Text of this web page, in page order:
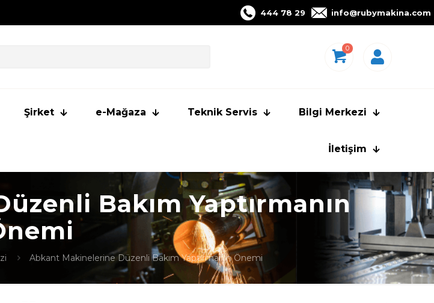
444 78 29 info@rubymakina.com
0
Şirket e-Mağaza Teknik Servis Bilgi Merkezi
İletişim
Bakım Yaptırmanın
Abkant Makinelerine Düzenli Bakım Yaptırmanın Önemi